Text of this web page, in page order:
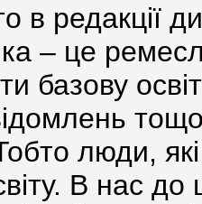
в редакції
– це
базову
люди,
В нас